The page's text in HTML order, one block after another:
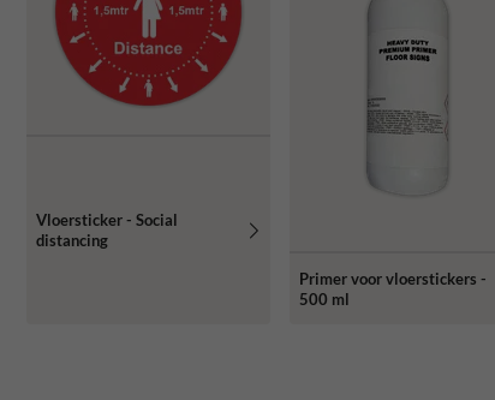
Vloersticker - Social
distancing
Primer voor vloerstickers -
500 ml